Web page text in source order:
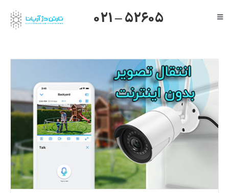
to
Toggle
گرنداستریم
میکروتیک
هایک ویژن
داهوا
021 – 52605